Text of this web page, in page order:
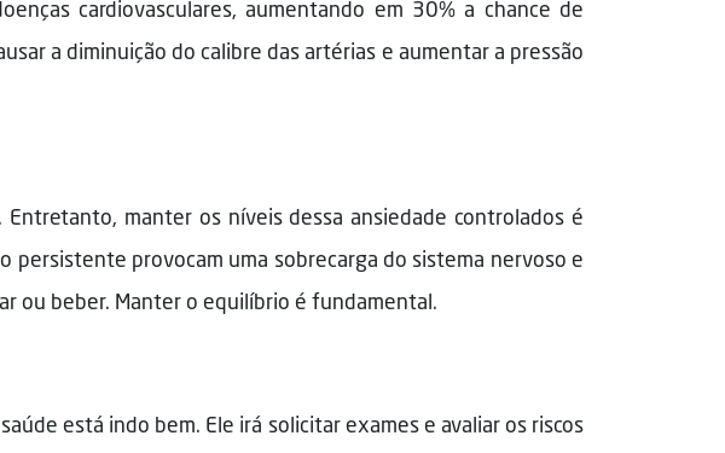
cardiovasculares, aumentando em 30% a chance de
a diminuição do calibre das artérias e aumentar a pressão
manter os níveis dessa ansiedade controlados é
persistente provocam uma sobrecarga do sistema nervoso e
ou beber. Manter o equilíbrio é fundamental.
está indo bem. Ele irá solicitar exames e avaliar os riscos